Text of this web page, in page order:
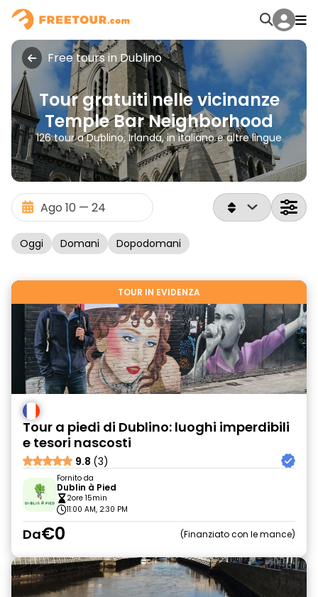
Free tours in Dublino
Tour gratuiti nelle vicinanze
Temple Bar Neighborhood
126 tour a Dublino, Irlanda, in italiano e altre lingue
Oggi Domani Dopodomani
TOUR IN EVIDENZA
Tour a piedi di Dublino: luoghi imperdibili
e tesori nascosti
9.8 (3)
Fornito da
Dublin à Pied
2ore 15min
11:00 AM, 2:30 PM
Da€0 Finanziato con le mance